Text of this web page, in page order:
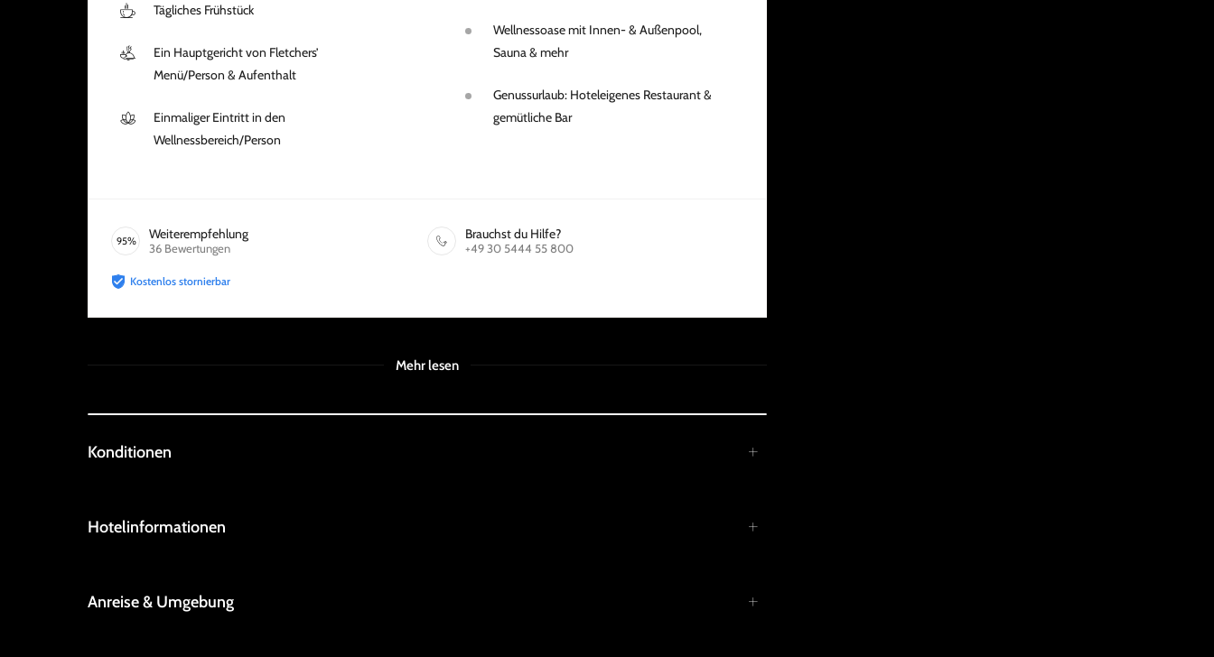
Tägliches Frühstück
Ein Hauptgericht von Fletchers’
Menü/Person & Aufenthalt
Einmaliger Eintritt in den
Wellnessbereich/Person
Wellnessoase mit Innen- & Außenpool,
Sauna & mehr
Genussurlaub: Hoteleigenes Restaurant &
gemütliche Bar
95% Weiterempfehlung
36 Bewertungen
Brauchst du Hilfe?
+49 30 5444 55 800
Kostenlos stornierbar
Mehr lesen
Konditionen
Hotelinformationen
Anreise & Umgebung